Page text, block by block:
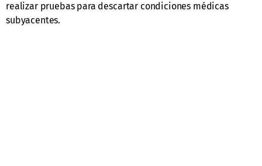
realizar pruebas para descartar condiciones médicas
subyacentes.